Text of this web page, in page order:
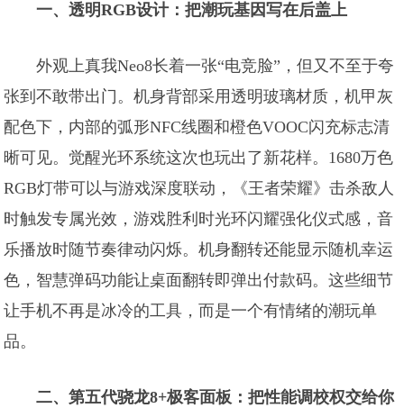
一、透明RGB设计：把潮玩基因写在后盖上
外观上真我Neo8长着一张“电竞脸”，但又不至于夸
张到不敢带出门。机身背部采用透明玻璃材质，机甲灰
配色下，内部的弧形NFC线圈和橙色VOOC闪充标志清
晰可见。觉醒光环系统这次也玩出了新花样。1680万色
RGB灯带可以与游戏深度联动，《王者荣耀》击杀敌人
时触发专属光效，游戏胜利时光环闪耀强化仪式感，音
乐播放时随节奏律动闪烁。机身翻转还能显示随机幸运
色，智慧弹码功能让桌面翻转即弹出付款码。这些细节
让手机不再是冰冷的工具，而是一个有情绪的潮玩单
品。
二、第五代骁龙8+极客面板：把性能调校权交给你